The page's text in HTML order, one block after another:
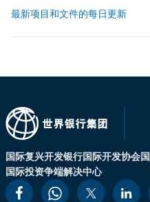
最新项目和文件的每日更新
国际复兴开发银行国际开发协会
国际投资争端解决中心